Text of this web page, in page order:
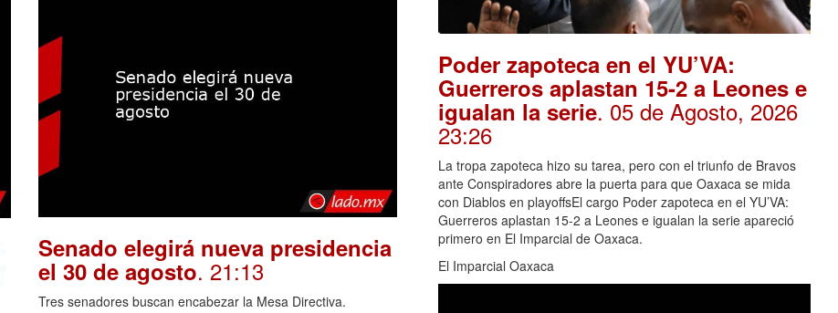
Senado elegirá nueva presidencia
el 30 de agosto. 21:13
Tres senadores buscan encabezar la Mesa Directiva.
Poder zapoteca en el YU’VA:
Guerreros aplastan 15-2 a Leones e
igualan la serie. 05 de Agosto, 2026
23:26
La tropa zapoteca hizo su tarea, pero con el triunfo de Bravos
ante Conspiradores abre la puerta para que Oaxaca se mida
con Diablos en playoffsEl cargo Poder zapoteca en el YU’VA:
Guerreros aplastan 15-2 a Leones e igualan la serie apareció
primero en El Imparcial de Oaxaca.
El Imparcial Oaxaca